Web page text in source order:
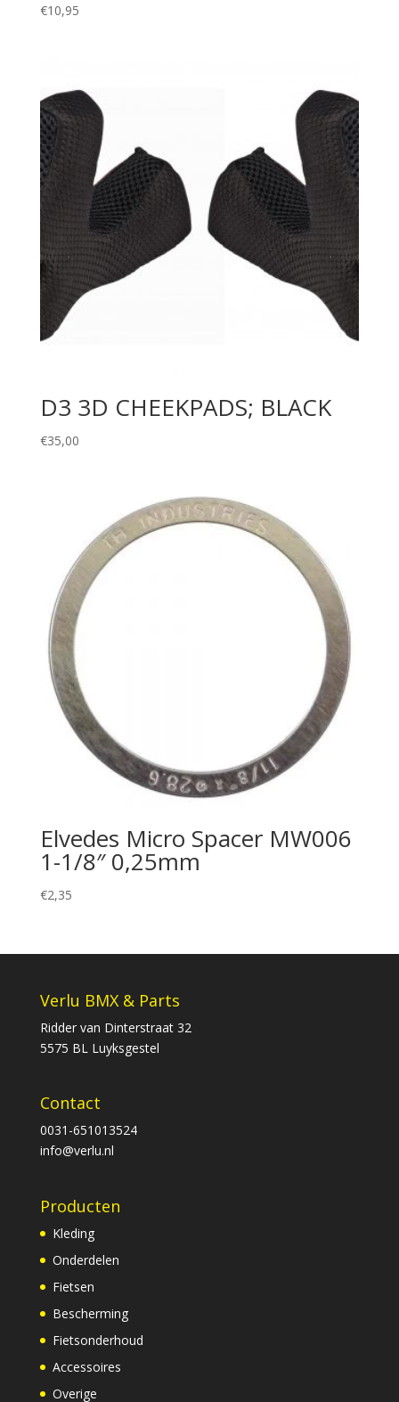
€10,95
D3 3D CHEEKPADS; BLACK
€35,00
Elvedes Micro Spacer MW006
1-1/8″ 0,25mm
€2,35
Verlu BMX & Parts
Ridder van Dinterstraat 32
5575 BL Luyksgestel
Contact
0031-651013524
info@verlu.nl
Producten
Kleding
Onderdelen
Fietsen
Bescherming
Fietsonderhoud
Accessoires
Overige